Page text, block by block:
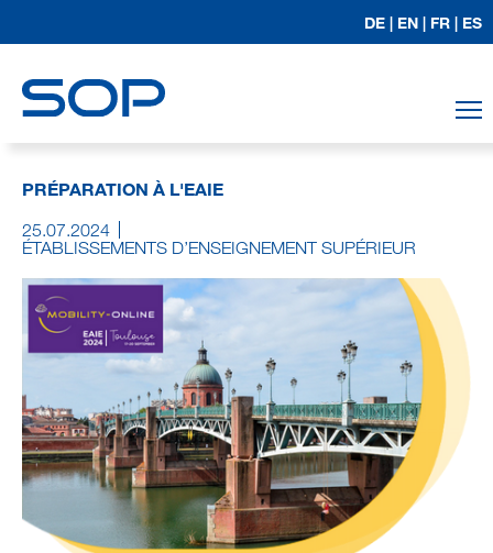
DE | EN | FR | ES
PRÉPARATION À L'EAIE
25.07.2024
ÉTABLISSEMENTS D’ENSEIGNEMENT SUPÉRIEUR